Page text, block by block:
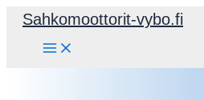
Siirry
Sahkomoottorit-vybo.fi